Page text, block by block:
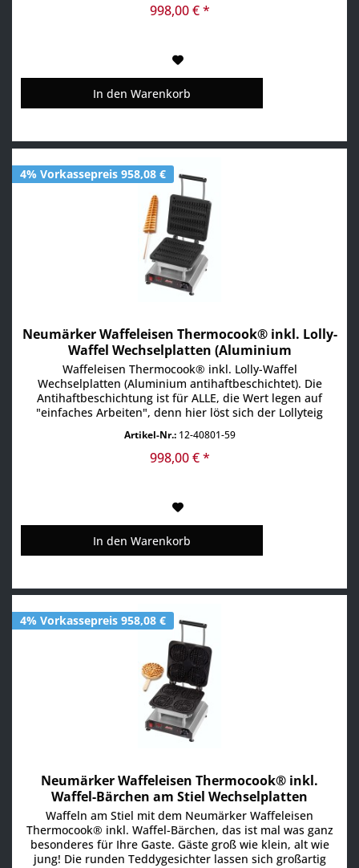
(Pancakes Wechselplatten im Lieferumfang...
998,00 € *
In den Warenkorb
4% Vorkassepreis 958,08 €
Neumärker Waffeleisen Thermocook® inkl. Lolly-
Waffel Wechselplatten (Aluminium
antihaftbeschichtet)
Waffeleisen Thermocook® inkl. Lolly-Waffel
Wechselplatten (Aluminium antihaftbeschichtet). Die
Antihaftbeschichtung ist für ALLE, die Wert legen auf
"einfaches Arbeiten", denn hier löst sich der Lollyteig
Waffel Thermocook® wird natürlich mit der gewohnt
guten MADE in GERMANY Qualität produziert und
Artikel-Nr.:12-40801-59
998,00 € *
In den Warenkorb
4% Vorkassepreis 958,08 €
Neumärker Waffeleisen Thermocook® inkl.
Waffel-Bärchen am Stiel Wechselplatten
Waffeln am Stiel mit dem Neumärker Waffeleisen
Thermocook® inkl. Waffel-Bärchen, das ist mal was ganz
besonderes für Ihre Gaste. Gäste groß wie klein, alt wie
jung! Die runden Teddygesichter lassen sich großartig